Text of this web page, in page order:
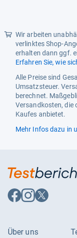
Modifizierter Artikel
PZN
Produktart
Ursprungsland
Verabreichungsform
Wirksame
Wirkstoff
Wir arbeiten
verlinktes Shop-
erhalten dann ggf.
Erfahren Sie, wie
Alle Preise sind
Umsatzsteuer.
berechnet.
Versandkosten, die
Kaufes anbietet.
Mehr Infos dazu in
Auf
Facebook
Auf
Instagram
Auf
X
Über uns